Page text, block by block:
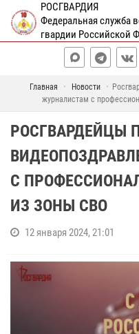
РОСГВАРДИЯ
Федеральная служба
гвардии Российской
Главная Новости
журналистам с
РОСГВАРДЕЙЦЫ
С
ИЗ ЗОНЫ СВО
12 января 2024, 21:01